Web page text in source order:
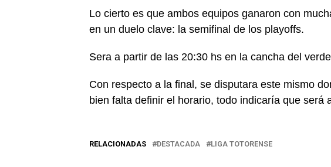
Lo cierto es que ambos equipos ganaron con
en un duelo clave: la semifinal de los playoffs.
Sera a partir de las 20:30 hs en la cancha del
Con respecto a la final, se disputara este mismo
bien falta definir el horario, todo indicaría que será
RELACIONADAS DESTACADA LIGA TOTORENSE